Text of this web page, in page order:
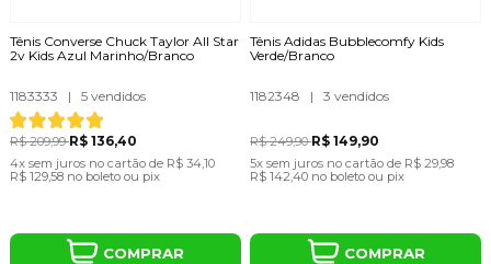
Tênis Converse Chuck Taylor All Star
2v Kids Azul Marinho/Branco
1183333 | 5 vendidos
R$ 209,99R$ 136,40
4x sem juros no cartãode R$ 34,10
R$ 129,58 no boleto ou pix
COMPRAR
Tênis Adidas Bubblecomfy Kids
Verde/Branco
1182348 | 3 vendidos
R$ 249,90R$ 149,90
5x sem juros no cartão de R$ 29,98
R$ 142,40 no boleto ou pix
COMPRAR